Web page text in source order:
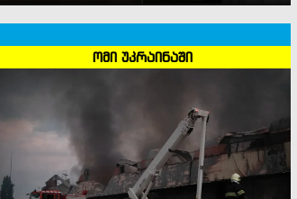
ომი უკრაინაში